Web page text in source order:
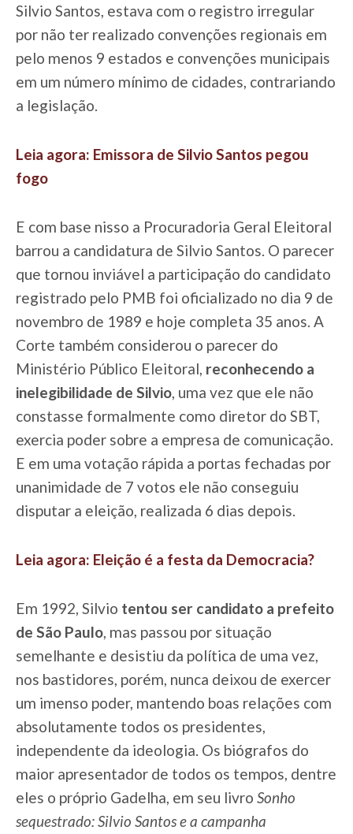
Silvio Santos, estava com o registro irregular
por não ter realizado convenções regionais em
pelo menos 9 estados e convenções municipais
em um número mínimo de cidades, contrariando
a legislação.
Leia agora: Emissora de Silvio Santos pegou
fogo
E com base nisso a Procuradoria Geral Eleitoral
barrou a candidatura de Silvio Santos. O parecer
que tornou inviável a participação do candidato
registrado pelo PMB foi oficializado no dia 9 de
novembro de 1989 e hoje completa 35 anos. A
Corte também considerou o parecer do
Ministério Público Eleitoral, reconhecendo a
inelegibilidade de Silvio, uma vez que ele não
constasse formalmente como diretor do SBT,
exercia poder sobre a empresa de comunicação.
E em uma votação rápida a portas fechadas por
unanimidade de 7 votos ele não conseguiu
disputar a eleição, realizada 6 dias depois.
Leia agora: Eleição é a festa da Democracia?
Em 1992, Silvio tentou ser candidato a prefeito
de São Paulo, mas passou por situação
semelhante e desistiu da política de uma vez,
nos bastidores, porém, nunca deixou de exercer
um imenso poder, mantendo boas relações com
absolutamente todos os presidentes,
independente da ideologia. Os biógrafos do
maior apresentador de todos os tempos, dentre
eles o próprio Gadelha, em seu livro Sonho
sequestrado: Silvio Santos e a campanha